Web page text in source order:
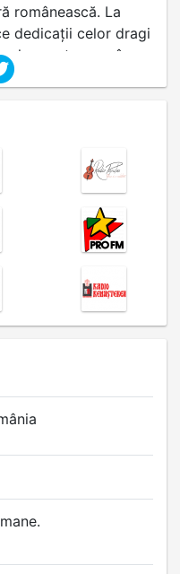
românească. La
dedicații celor dragi
la o petrecere în
împreună o horă